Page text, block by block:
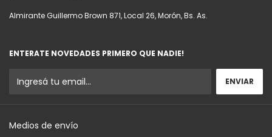
Almirante Guillermo Brown 871, Local 26, Morón, Bs. As.
ENTERATE NOVEDADES PRIMERO QUE NADIE!
Medios de envío